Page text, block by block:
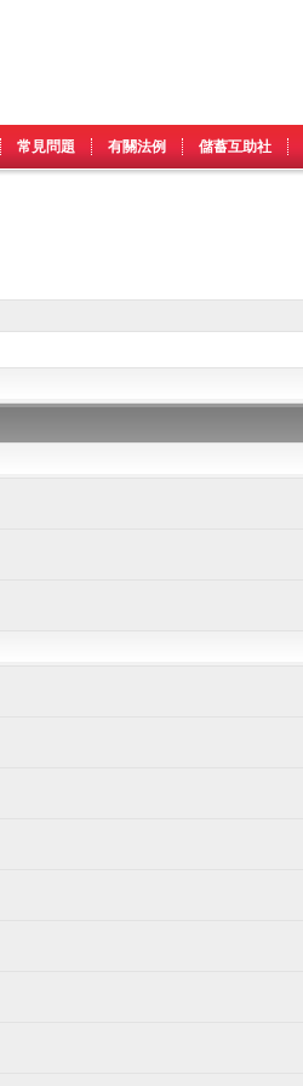
常見問題 有關法例 儲蓄互助社